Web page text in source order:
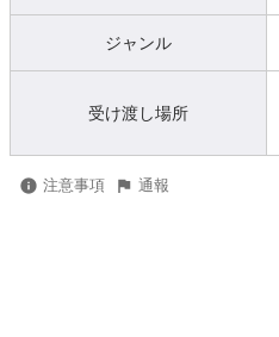
ジャンル
受け渡し場所
注意事項 通報